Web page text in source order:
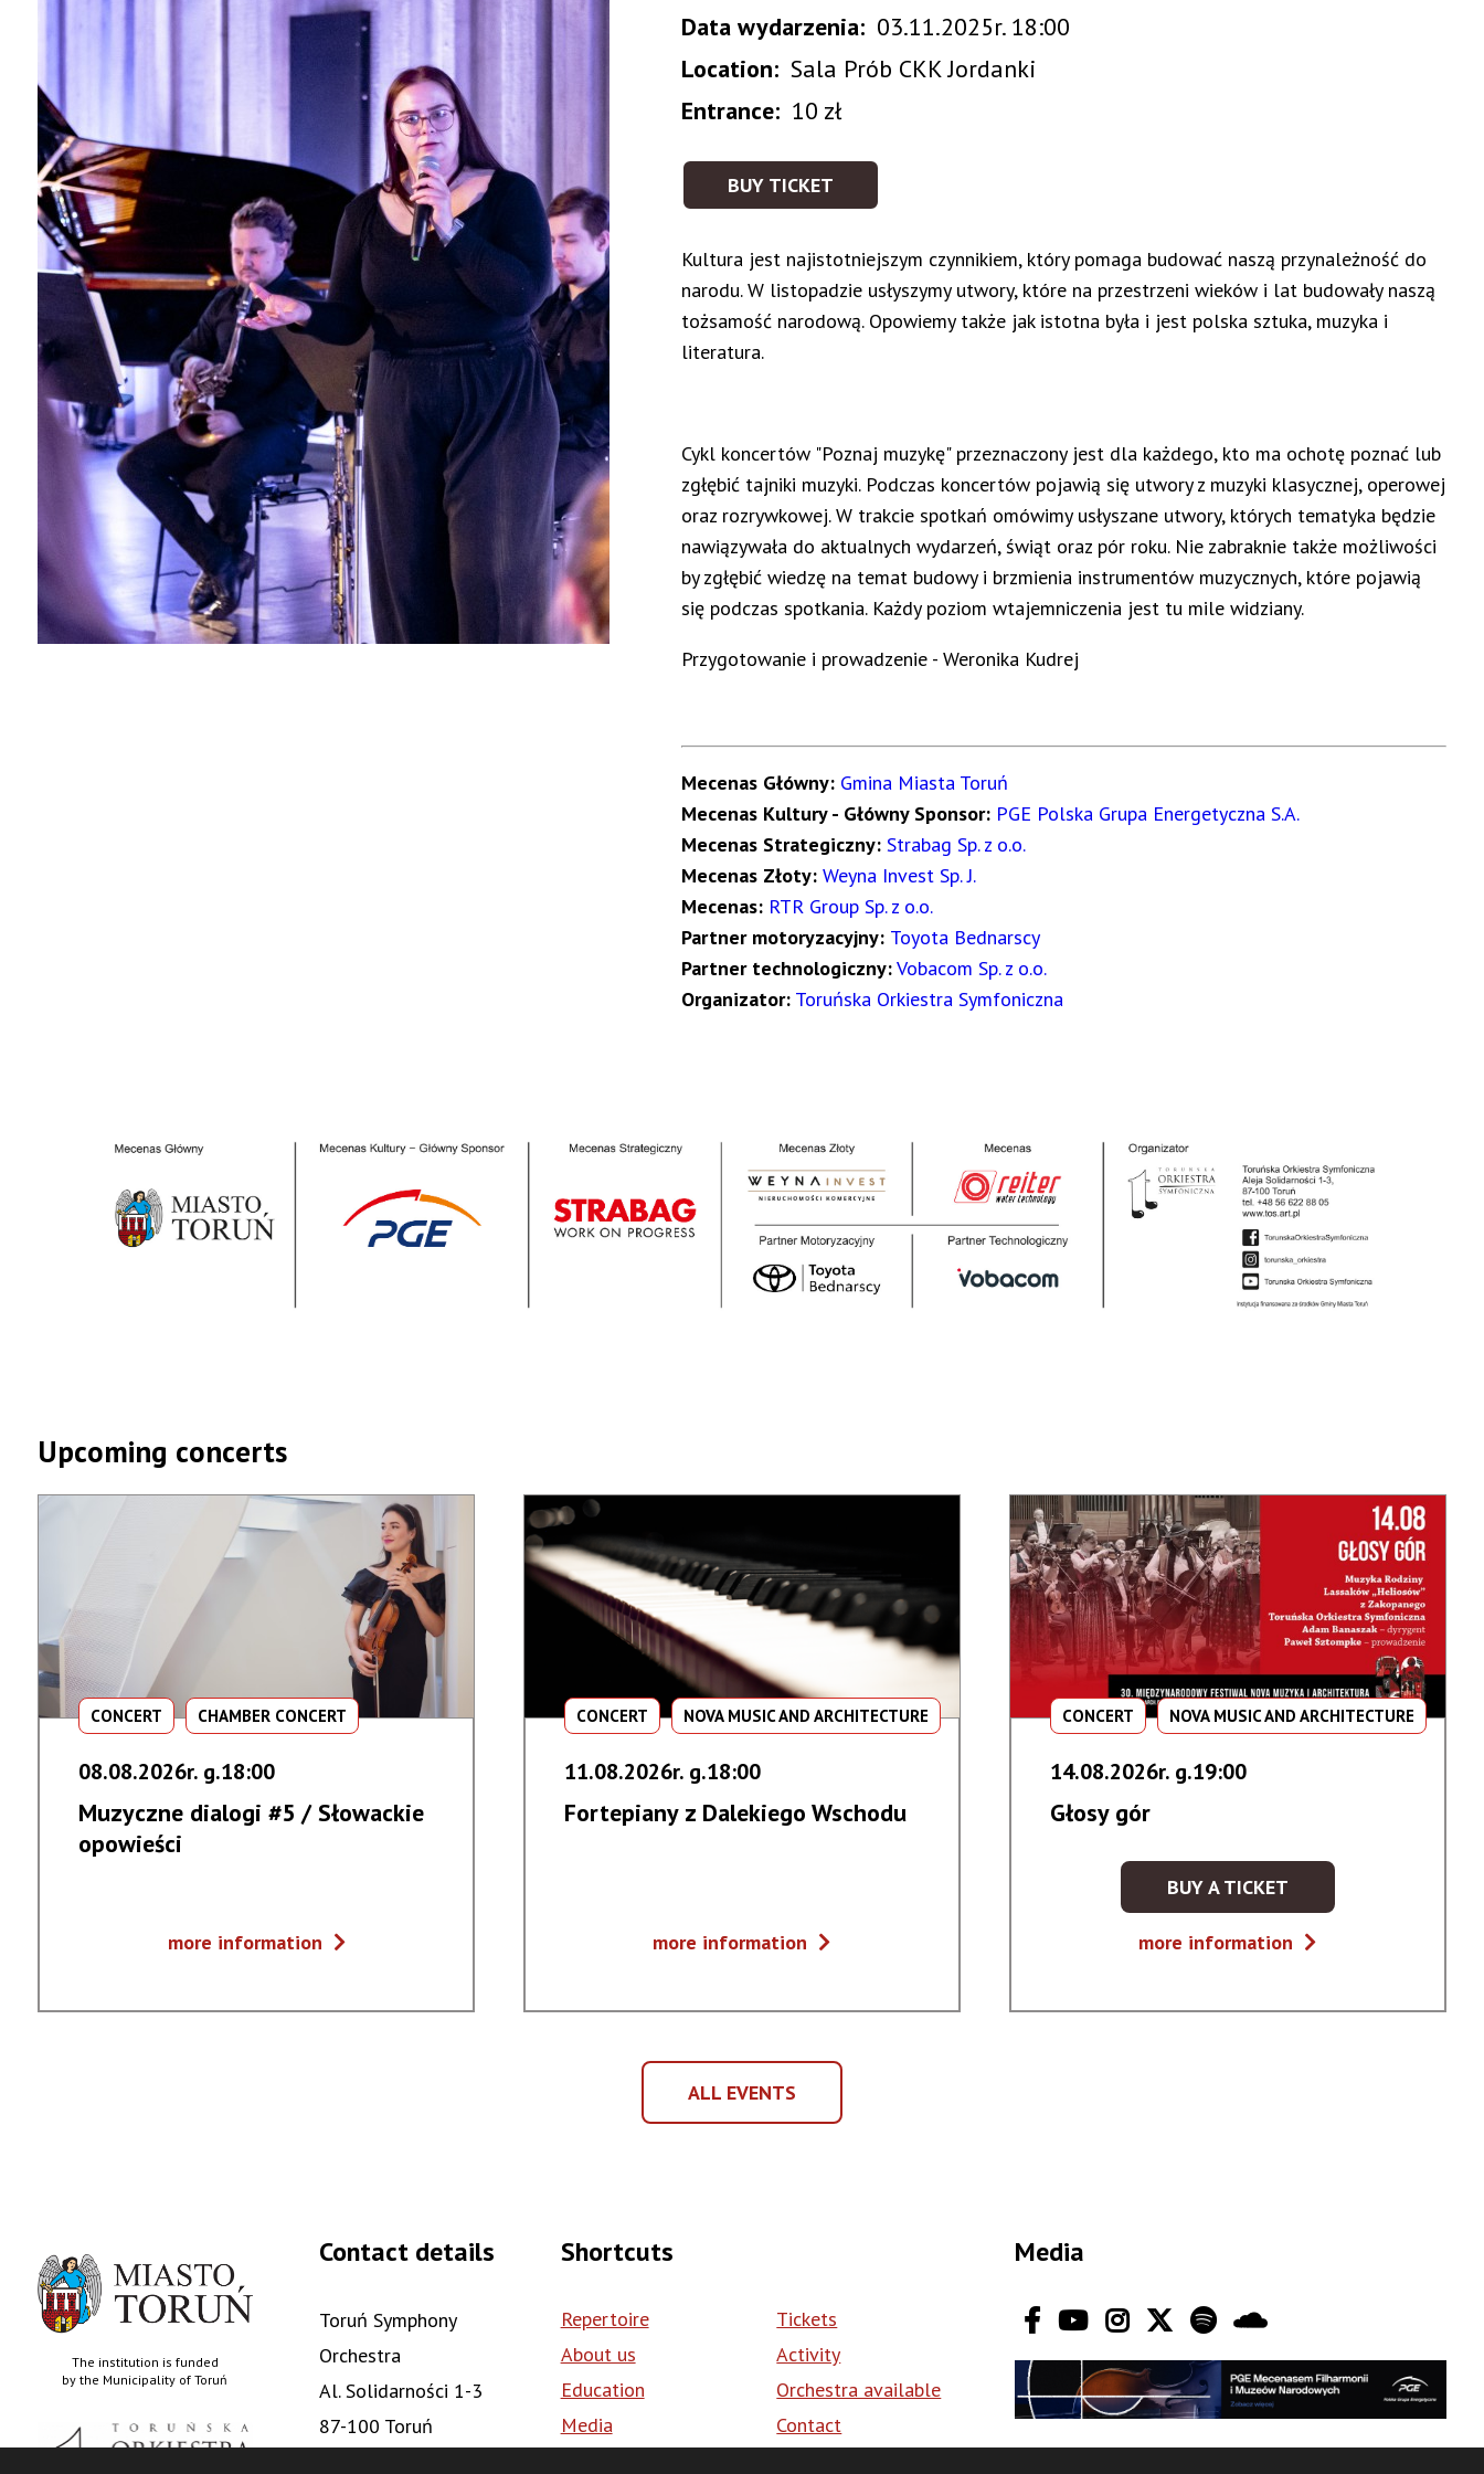
Data wydarzenia
03.11.2025r. 18:00
Location
Sala Prób CKK Jordanki
Entrance
10 zł
BUY TICKET
Kultura jest najistotniejszym czynnikiem, który pomaga budować naszą przynależność do
narodu. W listopadzie usłyszymy utwory, które na przestrzeni wieków i lat budowały naszą
tożsamość narodową. Opowiemy także jak istotna była i jest polska sztuka, muzyka i
literatura.
Cykl koncertów "Poznaj muzykę" przeznaczony jest dla każdego, kto ma ochotę poznać lub
zgłębić tajniki muzyki. Podczas koncertów pojawią się utwory z muzyki klasycznej, operowej
oraz rozrywkowej. W trakcie spotkań omówimy usłyszane utwory, których tematyka będzie
nawiązywała do aktualnych wydarzeń, świąt oraz pór roku. Nie zabraknie także możliwości
by zgłębić wiedzę na temat budowy i brzmienia instrumentów muzycznych, które pojawią
się podczas spotkania. Każdy poziom wtajemniczenia jest tu mile widziany.
Przygotowanie i prowadzenie - Weronika Kudrej
Mecenas Główny: Gmina Miasta Toruń
Mecenas Kultury - Główny Sponsor: PGE Polska Grupa Energetyczna S.A.
Mecenas Strategiczny: Strabag Sp. z o.o.
Mecenas Złoty: Weyna Invest Sp. J.
Mecenas: RTR Group Sp. z o.o.
Partner motoryzacyjny: Toyota Bednarscy
Partner technologiczny:Vobacom Sp. z o.o.
Organizator: Toruńska Orkiestra Symfoniczna
Upcoming concerts
CONCERT CHAMBER CONCERT
08.08.2026r. g.18:00
Muzyczne dialogi #5 / Słowackie
opowieści
more information
Muzyczne
/
CONCERT NOVA MUSIC AND ARCHITECTURE
11.08.2026r. g.18:00
Fortepiany z Dalekiego Wschodu
more information
Fortepiany
Wschodu
CONCERT NOVA MUSIC AND ARCHITECTURE
14.08.2026r. g.19:00
Głosy gór
BUY A TICKET
KUP
NA
more information
Głosy
ALL EVENTS
ALL
EVENTS
The institution is funded
by the Municipality of Toruń
Contact details
Toruń Symphony
Orchestra
Al. Solidarności 1-3
87-100 Toruń
Shortcuts
Repertoire
Tickets
About us
Activity
Education
Orchestra available
Media
Contact
Media